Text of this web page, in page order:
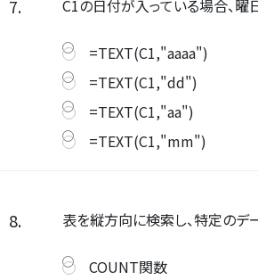
7. C1の日付が入っている場合、曜
=TEXT(C1,"aaaa")
=TEXT(C1,"dd")
=TEXT(C1,"aa")
=TEXT(C1,"mm")
8. 表を縦方向に検索し、特定のデ
COUNT関数